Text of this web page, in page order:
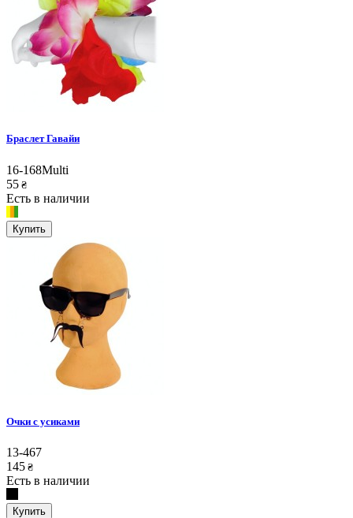
Браслет Гавайи
16-168Multi
55 ₴
Есть в наличии
Купить
Очки с усиками
13-467
145 ₴
Есть в наличии
Купить